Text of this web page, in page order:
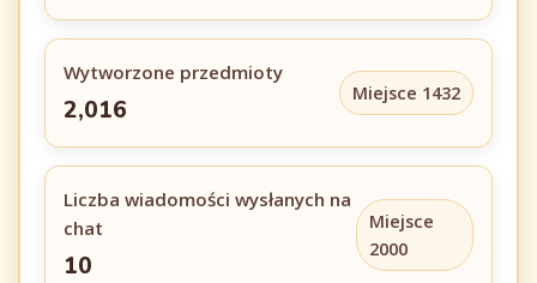
Wytworzone przedmioty
2,016
Miejsce 1432
Liczba wiadomości wysłanych na
chat
10
Miejsce
2000